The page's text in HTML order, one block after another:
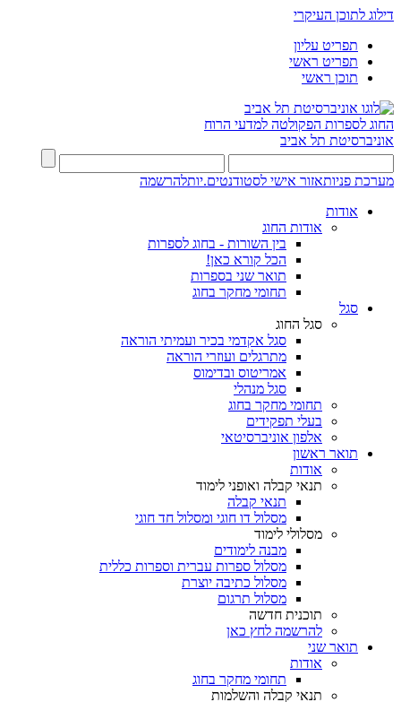
דילוג לתוכן העיקרי
תפריט עליון
תפריט ראשי
תוכן ראשי
החוג לספרות הפקולטה למדעי הרוח
אוניברסיטת תל אביב
מערכת פניותאזור אישי לסטודנטים.יותלהרשמה
אודות
אודות החוג
בין השורות - בחוג לספרות
הכל קורא כאן!
תואר שני בספרות
תחומי מחקר בחוג
סגל
סגל החוג
סגל אקדמי בכיר ועמיתי הוראה
מתרגלים ועוזרי הוראה
אמריטוס ובדימוס
סגל מנהלי
תחומי מחקר בחוג
בעלי תפקידים
אלפון אוניברסיטאי
תואר ראשון
אודות
תנאי קבלה ואופני לימוד
תנאי קבלה
מסלול דו חוגי ומסלול חד חוגי
מסלולי לימוד
מבנה לימודים
מסלול ספרות עברית וספרות כללית
מסלול כתיבה יוצרת
מסלול תרגום
תוכנית חדשה
להרשמה לחץ כאן
תואר שני
אודות
תחומי מחקר בחוג
תנאי קבלה והשלמות